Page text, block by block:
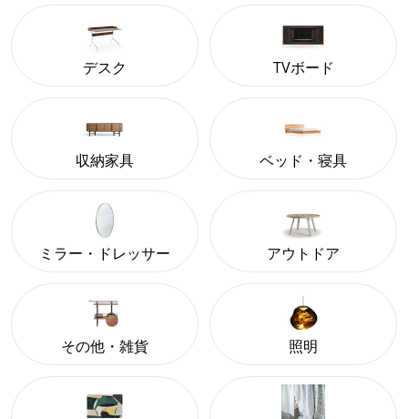
デスク TVボード
収納家具 ベッド・寝具
ミラー・ドレッサー アウトドア
その他・雑貨 照明